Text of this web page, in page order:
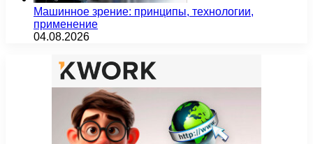
Машинное зрение: принципы, технологии,
применение
04.08.2026